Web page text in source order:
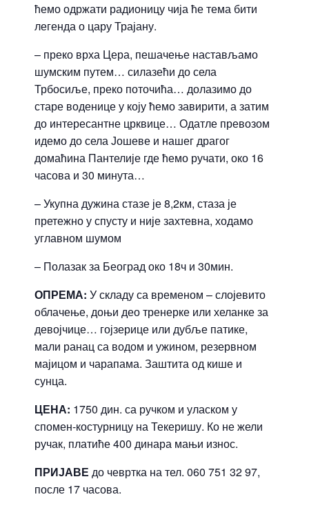
ћемо одржати радионицу чија ће тема бити
легенда о цару Трајану.
– преко врха Цера, пешачење настављамо
шумским путем… силазећи до села
Трбосиље, преко поточића… долазимо до
старе воденице у коју ћемо завирити, а затим
до интересантне црквице… Одатле превозом
идемо до села Јошеве и нашег драгог
домаћина Пантелије где ћемо ручати, око 16
часова и 30 минута…
– Укупна дужина стазе је 8,2км, стаза је
претежно у спусту и није захтевна, ходамо
углавном шумом
– Полазак за Београд око 18ч и 30мин.
ОПРЕМА: У складу са временом – слојевито
облачење, доњи део тренерке или хеланке за
девојчице… гојзерице или дубље патике,
мали ранац са водом и ужином, резервном
мајицом и чарапама. Заштита од кише и
сунца.
ЦЕНА: 1750 дин. са ручком и уласком у
спомен-костурницу на Текеришу. Ко не жели
ручак, платиће 400 динара мањи износ.
ПРИЈАВЕ до чевртка на тел. 060 751 32 97,
после 17 часова.